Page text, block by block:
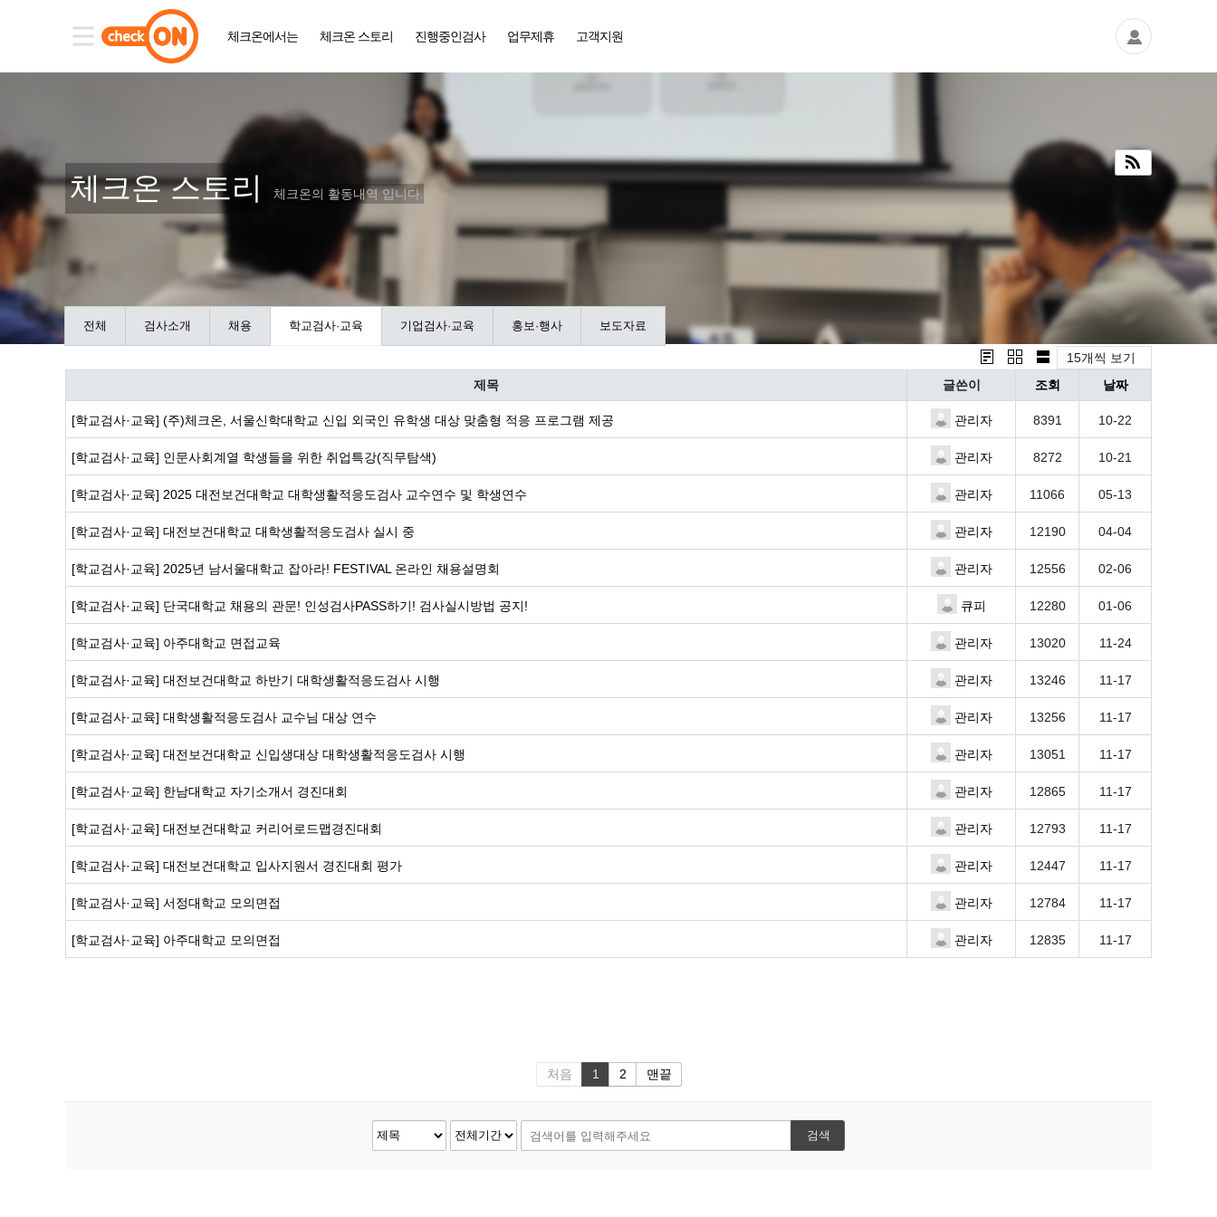
체크온에서는 체크온 스토리 진행중인검사 업무제휴 고객지원
체크온 스토리 체크온의 활동내역 입니다.
전체 검사소개 채용 학교검사·교육 기업검사·교육 홍보·행사 보도자료
15개씩 보기
제목
글쓴이 조회 날짜
[학교검사·교육] (주)체크온, 서울신학대학교 신입 외국인 유학생 대상 맞춤형 적응 프로그램 제공 관리자 8391 10-22
[학교검사·교육] 인문사회계열 학생들을 위한 취업특강(직무탐색) 관리자 8272 10-21
[학교검사·교육] 2025 대전보건대학교 대학생활적응도검사 교수연수 및 학생연수 관리자 11066 05-13
[학교검사·교육] 대전보건대학교 대학생활적응도검사 실시 중 관리자 12190 04-04
[학교검사·교육] 2025년 남서울대학교 잡아라! FESTIVAL 온라인 채용설명회 관리자 12556 02-06
[학교검사·교육] 단국대학교 채용의 관문! 인성검사PASS하기! 검사실시방법 공지! 큐피 12280 01-06
[학교검사·교육] 아주대학교 면접교육 관리자 13020 11-24
[학교검사·교육] 대전보건대학교 하반기 대학생활적응도검사 시행 관리자 13246 11-17
[학교검사·교육] 대학생활적응도검사 교수님 대상 연수 관리자 13256 11-17
[학교검사·교육] 대전보건대학교 신입생대상 대학생활적응도검사 시행 관리자 13051 11-17
[학교검사·교육] 한남대학교 자기소개서 경진대회 관리자 12865 11-17
[학교검사·교육] 대전보건대학교 커리어로드맵경진대회 관리자 12793 11-17
[학교검사·교육] 대전보건대학교 입사지원서 경진대회 평가 관리자 12447 11-17
[학교검사·교육] 서정대학교 모의면접 관리자 12784 11-17
[학교검사·교육] 아주대학교 모의면접 관리자 12835 11-17
처음 1 2 맨끝
검색